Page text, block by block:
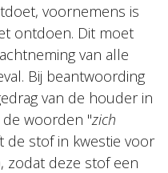
voornemens is
ontdoen. Dit moet
van alle
Bij beantwoording
van de houder in
woorden "zich
de stof in kwestie voor
zodat deze stof een